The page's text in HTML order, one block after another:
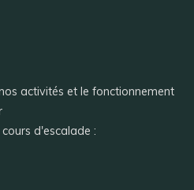
activités et le fonctionnement
d'escalade :